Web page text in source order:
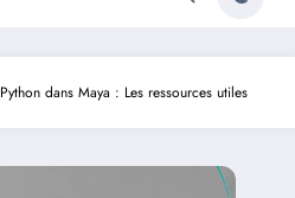
Python dans Maya : Les ressources utiles